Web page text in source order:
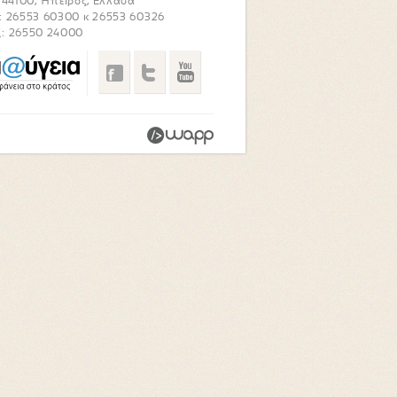
26553 60300 κ 26553 60326
26550 24000